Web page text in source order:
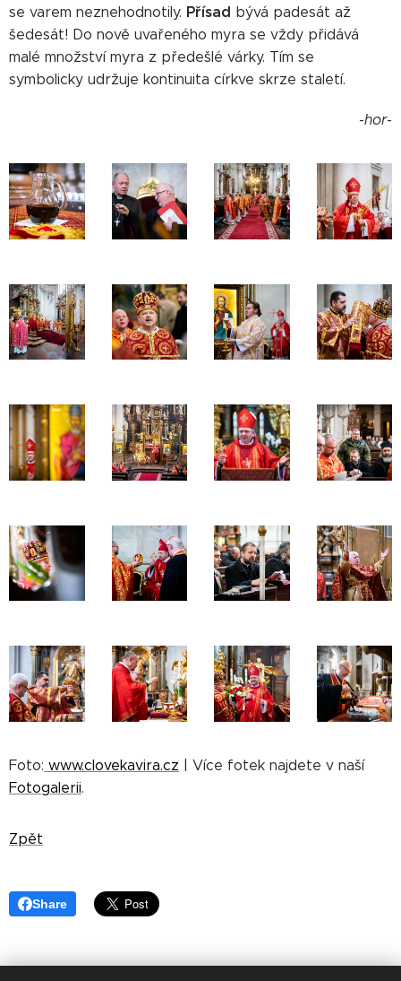
se varem neznehodnotily. Přísad bývá padesát až
šedesát! Do nově uvařeného myra se vždy přidává
malé množství myra z předešlé várky. Tím se
symbolicky udržuje kontinuita církve skrze staletí.
-hor-
Foto: www.clovekavira.cz | Více fotek najdete v naší
Fotogalerii.
Zpět
Share